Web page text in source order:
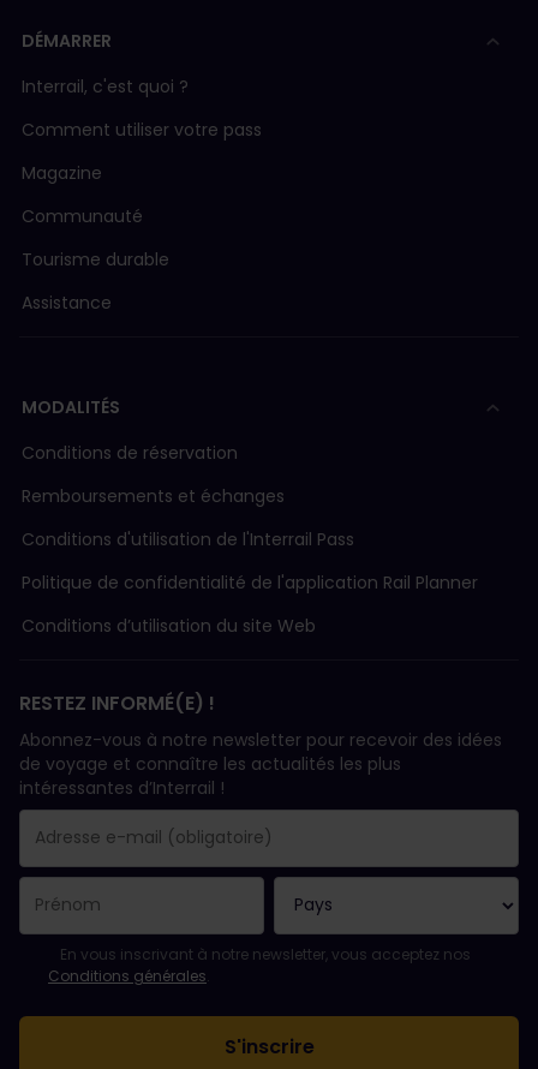
DÉMARRER
Interrail, c'est quoi ?
Comment utiliser votre pass
Magazine
Communauté
Tourisme durable
Assistance
MODALITÉS
Conditions de réservation
Remboursements et échanges
Conditions d'utilisation de l'Interrail Pass
Politique de confidentialité de l'application Rail Planner
Conditions d’utilisation du site Web
RESTEZ INFORMÉ(E) !
Abonnez-vous à notre newsletter pour recevoir des idées
de voyage et connaître les actualités les plus
intéressantes d’Interrail !
Le champ adresse e-mail est obligatoire.
L'adresse e-mail n'est pas valide !
L'inscription à la newsletter a échoué. Veuillez réessayer
Vous êtes déjà abonné(e) à cette newsletter.
Veuillez accepter les conditions générales pour vous inscrire à
En vous inscrivant à notre newsletter, vous acceptez nos
Conditions générales.